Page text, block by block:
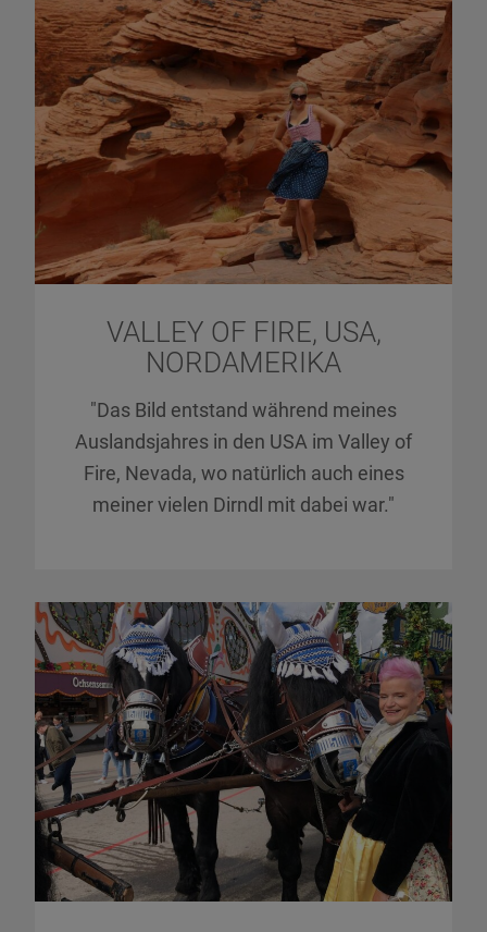
VALLEY OF FIRE, USA,
NORDAMERIKA
"Das Bild entstand während meines
Auslandsjahres in den USA im Valley of
Fire, Nevada, wo natürlich auch eines
meiner vielen Dirndl mit dabei war."